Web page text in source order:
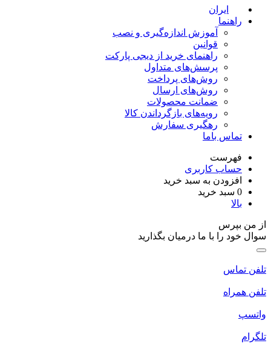
ایران
راهنما
آموزش اندازه‌گیری و نصب
قوانین
راهنمای خرید از دیجی پارکت
پرسش‌های متداول
روش‌های پرداخت
روش‌های ارسال
ضمانت محصولات
رویه‌های بازگرداندن کالا
رهگیری سفارش
تماس باما
فهرست
حساب کاربری
افزودن به سبد خرید
0 سبد خرید
بالا
از من بپرس
سوال خود را با ما درمیان بگذارید
تلفن تماس
تلفن همراه
واتسپ
تلگرام